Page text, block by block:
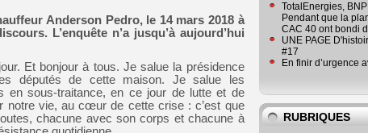
Anderson Pedro, le 14 mars 2018 à
L’enquête n’a jusqu’à aujourd’hui
Et bonjour à tous. Je salue la présidence
députés de cette maison. Je salue les
en sous-traitance, en ce jour de lutte et de
notre vie, au cœur de cette crise : c’est que
chacune avec son corps et chacune à
TotalEnergies,
Pendant que la
CAC 40 ont bondi
UNE PAGE
#17
En finir d’urgence
RUBRIQUES